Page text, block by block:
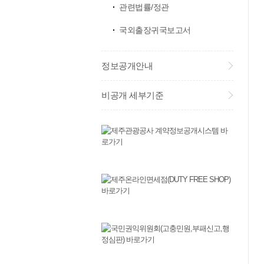
관련법률/정관
국외출장귀국보고서
정보공개안내
비공개 세부기준